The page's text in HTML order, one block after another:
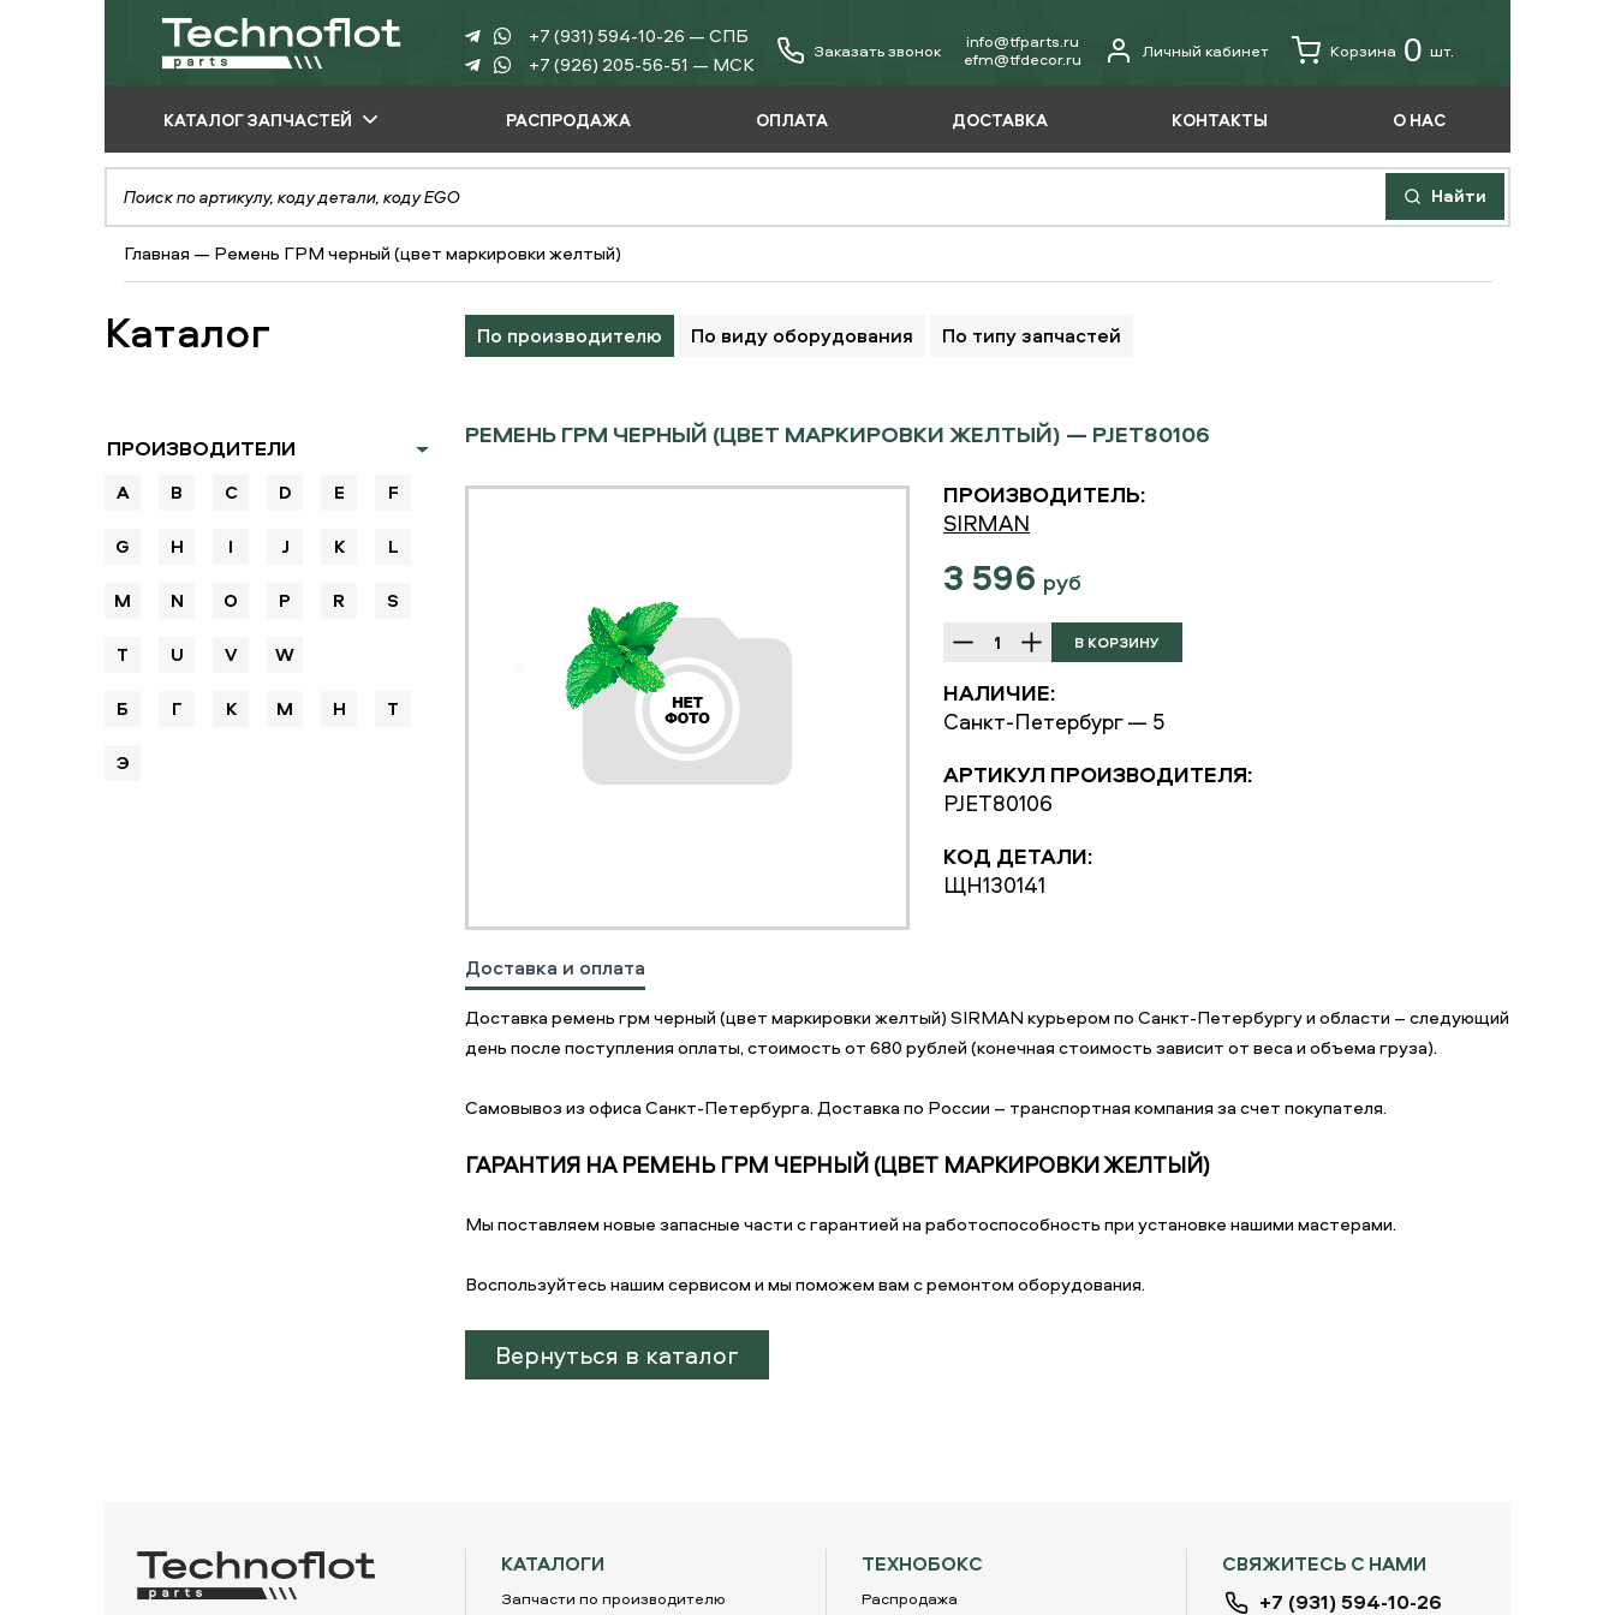
+7 (931) 594-10-26 — СПБ
+7 (926) 205-56-51 — МСК
Заказать звонок
info@tfparts.ru
еfm@tfdecor.ru
Личный кабинет Корзина 0 шт.
КАТАЛОГ ЗАПЧАСТЕЙ
ПО ПРОИЗВОДИТЕЛЮ
ПО ВИДУ
ОБОРУДОВАНИЯ
ПО ТИПУ ЗАПЧАСТЕЙ
РАСПРОДАЖА ОПЛАТА ДОСТАВКА КОНТАКТЫ О НАС
Найти
Главная — Ремень ГРМ черный (цвет маркировки желтый)
Каталог По производителю По виду оборудования По типу запчастей
ПРОИЗВОДИТЕЛИ
A B C D E F
G H I J K L
M N O P R S
T U V W
Б Г К М Н Т
Э
РЕМЕНЬ ГРМ ЧЕРНЫЙ (ЦВЕТ МАРКИРОВКИ ЖЕЛТЫЙ) — PJET80106
ПРОИЗВОДИТЕЛЬ:
SIRMAN
3 596 руб
НАЛИЧИЕ:
Санкт-Петербург — 5
АРТИКУЛ ПРОИЗВОДИТЕЛЯ:
PJET80106
КОД ДЕТАЛИ:
ЩН130141
Доставка и оплата
Доставка ремень грм черный (цвет маркировки желтый) SIRMAN курьером по Санкт-Петербургу и области – следующий
день после поступления оплаты, стоимость от 680 рублей (конечная стоимость зависит от веса и объема груза).
Самовывоз из офиса Санкт-Петербурга. Доставка по России – транспортная компания за счет покупателя.
ГАРАНТИЯ НА РЕМЕНЬ ГРМ ЧЕРНЫЙ (ЦВЕТ МАРКИРОВКИ ЖЕЛТЫЙ)
Мы поставляем новые запасные части с гарантией на работоспособность при установке нашими мастерами.
Воспользуйтесь нашим сервисом и мы поможем вам с ремонтом оборудования.
Вернуться в каталог
СВЯЖИТЕСЬ С НАМИ
+7 (931) 594-10-26
ТЕХНОБОКС
Распродажа
КАТАЛОГИ
Запчасти по производителю